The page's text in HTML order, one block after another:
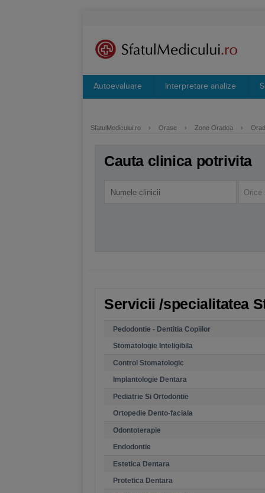
Autoevaluare Interpretare analize
SfatulMedicului.ro › Orase › Zone Oradea ›
Cauta clinica potrivita
Orice
Servicii /specialitatea
Pedodontie - Dentitia Copiilor
Stomatologie Inteligibila
Control Stomatologic
Implantologie Dentara
Pediatrie Si Ortodontie
Ortopedie Dento-faciala
Odontoterapie
Endodontie
Estetica Dentara
Protetica Dentara